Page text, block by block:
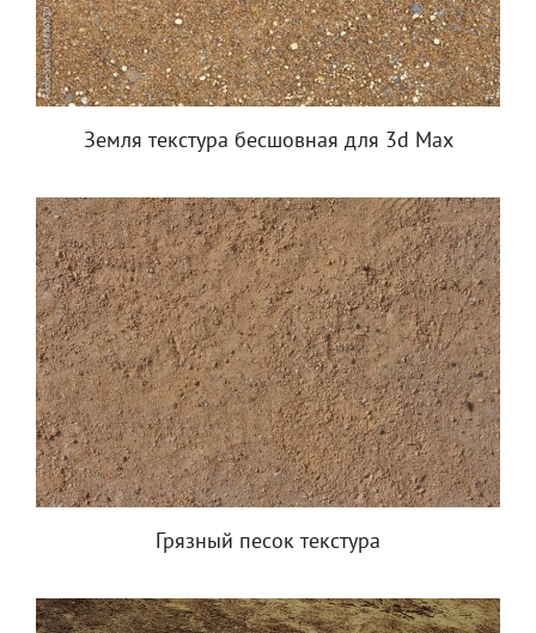
Земля текстура бесшовная для 3d Max
Грязный песок текстура